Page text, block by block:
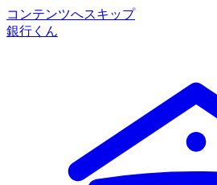
コンテンツへスキップ
銀行くん